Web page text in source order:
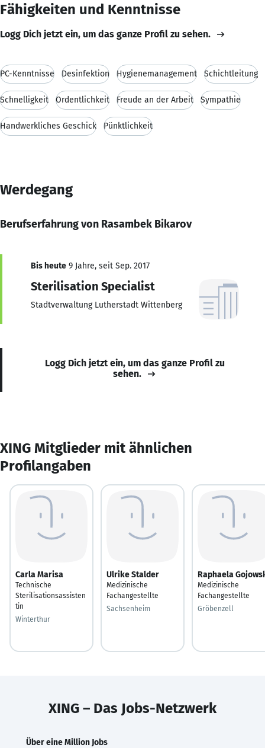
Fähigkeiten und Kenntnisse
Logg Dich jetzt ein, um das ganze Profil zu sehen.
PC-Kenntnisse Desinfektion Hygienemanagement Schichtleitung
Schnelligkeit Ordentlichkeit Freude an der Arbeit Sympathie
Handwerkliches Geschick Pünktlichkeit
Werdegang
Berufserfahrung von Rasambek Bikarov
Bis heute 9 Jahre, seit Sep. 2017
Sterilisation Specialist
Stadtverwaltung Lutherstadt Wittenberg
Logg Dich jetzt ein, um das ganze Profil zu
sehen.
XING Mitglieder mit ähnlichen
Profilangaben
Carla Marisa
Technische
Sterilisationsassisten
tin
Winterthur
Ulrike Stalder
Medizinische
Fachangestellte
Sachsenheim
Raphaela
Medizinische
Fachangestellte
Gröbenzell
XING – Das Jobs-Netzwerk
Über eine Million Jobs